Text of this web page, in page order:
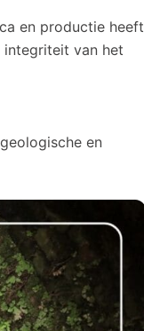
en productie heeft
van het
en